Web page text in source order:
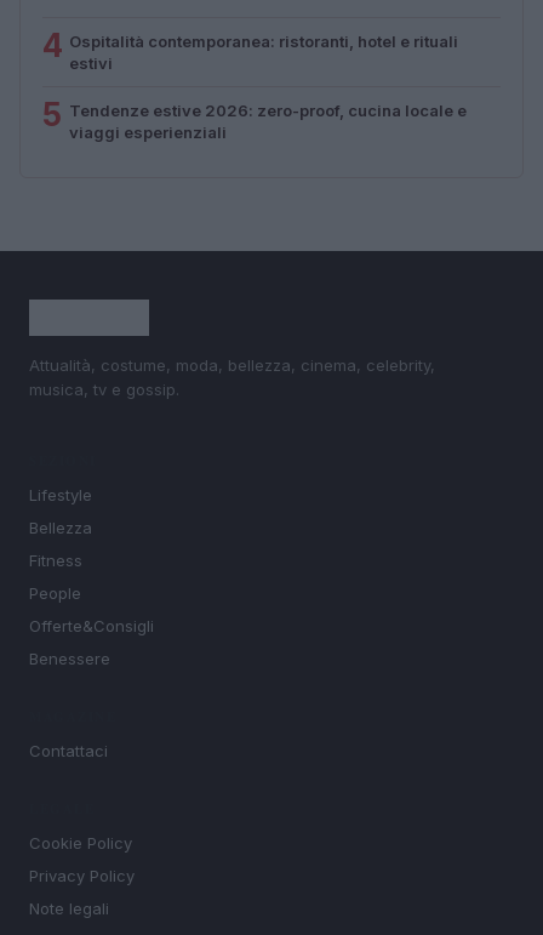
4 Ospitalità contemporanea: ristoranti, hotel e rituali
estivi
5 Tendenze estive 2026: zero-proof, cucina locale e
viaggi esperienziali
Attualità, costume, moda, bellezza, cinema, celebrity,
musica, tv e gossip.
Lifestyle
Bellezza
Fitness
People
Offerte&Consigli
Benessere
Contattaci
Cookie Policy
Privacy Policy
Note legali